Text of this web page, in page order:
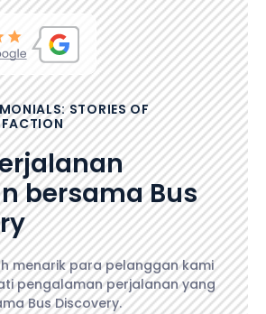
STORIES OF
bersama Bus
menarik para pelanggan kami
pengalaman perjalanan yang
Bus Discovery.